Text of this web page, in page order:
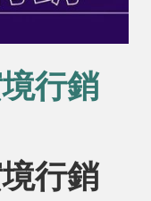
行銷
行銷